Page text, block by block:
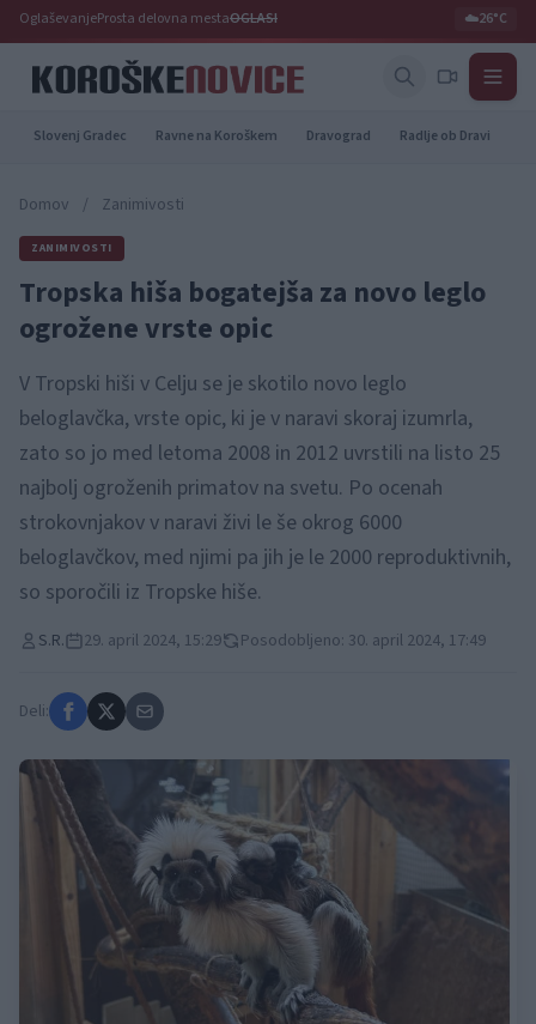
OglaševanjeProsta delovna mestaOGLASI ☁️26°C
Slovenj Gradec Ravne na Koroškem Dravograd Radlje ob Dravi
Domov / Zanimivosti
ZANIMIVOSTI
Tropska hiša bogatejša za novo leglo
ogrožene vrste opic
V Tropski hiši v Celju se je skotilo novo leglo
beloglavčka, vrste opic, ki je v naravi skoraj izumrla,
zato so jo med letoma 2008 in 2012 uvrstili na listo 25
najbolj ogroženih primatov na svetu. Po ocenah
strokovnjakov v naravi živi le še okrog 6000
beloglavčkov, med njimi pa jih je le 2000 reproduktivnih,
so sporočili iz Tropske hiše.
S.R. 29. april 2024, 15:29 Posodobljeno: 30. april 2024, 17:49
Deli: